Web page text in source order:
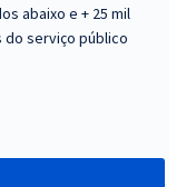
abaixo e + 25 mil
do serviço público